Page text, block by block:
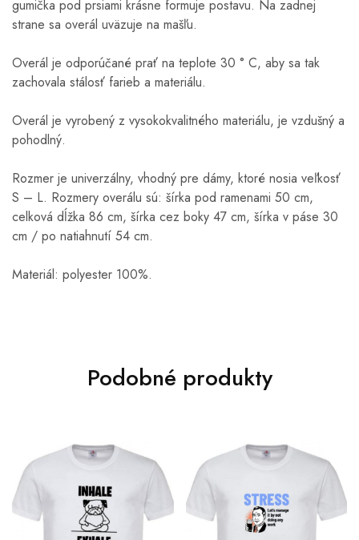
gumička pod prsiami krásne formuje postavu. Na zadnej
strane sa overál uväzuje na mašľu.
Overál je odporúčané prať na teplote 30 ° C, aby sa tak
zachovala stálosť farieb a materiálu.
Overál je vyrobený z vysokokvalitného materiálu, je vzdušný a
pohodlný.
Rozmer je univerzálny, vhodný pre dámy, ktoré nosia veľkosť
S – L. Rozmery overálu sú: šírka pod ramenami 50 cm,
celková dĺžka 86 cm, šírka cez boky 47 cm, šírka v páse 30
cm / po natiahnutí 54 cm.
Materiál: polyester 100%.
Podobné produkty